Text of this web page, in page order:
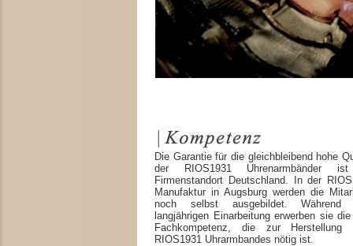
Die Garantie für die gleichbleibend hohe
der RIOS1931 Uhrenarmbänder
Firmenstandort Deutschland. In der
Manufaktur in Augsburg werden die
noch selbst ausgebildet. Während
langjährigen Einarbeitung erwerben sie
Fachkompetenz, die zur Herstellung
RIOS1931 Uhrarmbandes nötig ist.